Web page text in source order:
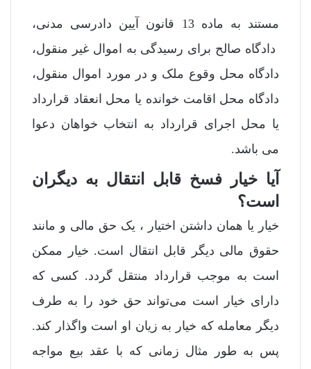
مستند به ماده 13 قانون آیین دادرسی مدنی،
دادگاه صالح برای رسیدگی به اموال غیر منقول،
دادگاه محل وقوع ملک و در مورد اموال منقول،
دادگاه محل اقامت خوانده یا محل انعقاد قرارداد
یا محل اجرای قرارداد به انتخاب خواهان دعوا
می باشد.
آیا خیار فسخ قابل انتقال به دیگران
است؟
خیار یا همان داشتن اختیار ، یک حق مالی و مانند
حقوق مالی دیگر قابل انتقال است. خیار ممکن
است به موجب قرارداد منتقل گردد. کسی که
دارای خیار است می‌تواند حق خود را به طرف
دیگر معامله که خیار به زیان او است واگذار کند.
پس به طور مثال زمانی که با عقد بیع مواجه